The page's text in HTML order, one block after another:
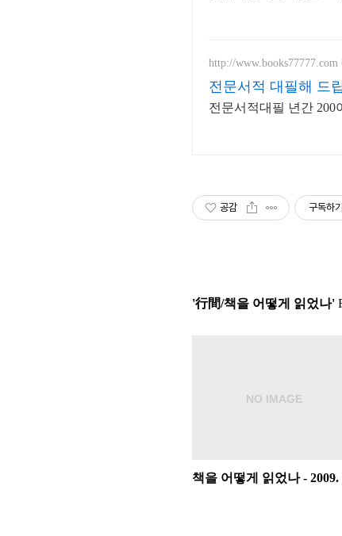
http://www.books77777.com
전문서적 대필해 드
전문서적대필 년간
공감 구독하기
'行間/책을 어떻게 읽었나'
책을 어떻게 읽었나 - 2009.